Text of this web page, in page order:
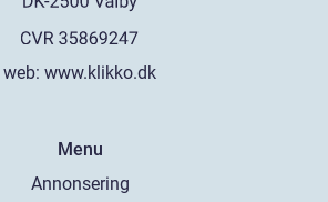
web: www.klikko.dk
Menu
Annonsering